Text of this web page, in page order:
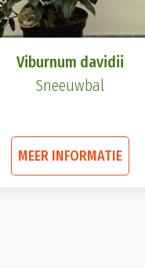
Viburnum davidii
Sneeuwbal
MEER INFORMATIE